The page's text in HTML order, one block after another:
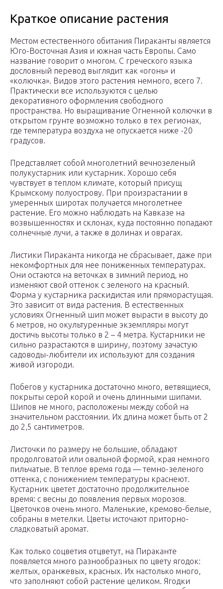
Краткое описание растения
Местом естественного обитания Пираканты является
Юго-Восточная Азия и южная часть Европы. Само
название говорит о многом. С греческого языка
дословный перевод выглядит как «огонь» и
«колючка». Видов этого растения немного, всего 7.
Практически все используются с целью
декоративного оформления свободного
пространства. Но выращивание Огненной колючки в
открытом грунте возможно только в тех регионах,
где температура воздуха не опускается ниже -20
градусов.
Представляет собой многолетний вечнозеленый
полукустарник или кустарник. Хорошо себя
чувствует в теплом климате, который присущ
Крымскому полуострову. При произрастании в
умеренных широтах получается многолетнее
растение. Его можно наблюдать на Кавказе на
возвышенностях и склонах, куда постоянно попадают
солнечные лучи, а также в долинах и оврагах.
Листики Пираканта никогда не сбрасывает, даже при
некомфортных для нее пониженных температурах.
Они остаются на веточках в зимний период, но
изменяют свой оттенок с зеленого на красный.
Форма у кустарника раскидистая или пряморастущая.
Это зависит от вида растения. В естественных
условиях Огненный шип может вырасти в высоту до
6 метров, но окультуренные экземпляры могут
достичь высоты только в 2 – 4 метра. Кустарники не
сильно разрастаются в ширину, поэтому зачастую
садоводы-любители их используют для создания
живой изгороди.
Побегов у кустарника достаточно много, ветвящиеся,
покрыты серой корой и очень длинными шипами.
Шипов не много, расположены между собой на
значительном расстоянии. Их длина может быть от 2
до 2,5 сантиметров.
Листочки по размеру не большие, обладают
продолговатой или овальной формой, края немного
пильчатые. В теплое время года — темно-зеленого
оттенка, с понижением температуры краснеют.
Кустарник цветет достаточно продолжительное
время: с весны до появления первых морозов.
Цветочков очень много. Маленькие, кремово-белые,
собраны в метелки. Цветы источают приторно-
сладковатый аромат.
Как только соцветия отцветут, на Пираканте
появляется много разнообразных по цвету ягодок:
желтых, оранжевых, красных. Их настолько много,
что заполняют собой растение целиком. Ягодки